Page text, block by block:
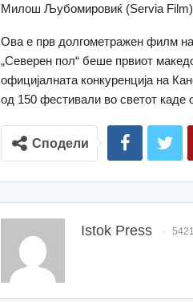
Милош Љубомировиќ (Servia Film)
Ова е прв долгометражен филм
„Северен пол“ беше првиот
официјалната конкуренција на
од 150 фестивали во светот каде
Сподели
Istok Press